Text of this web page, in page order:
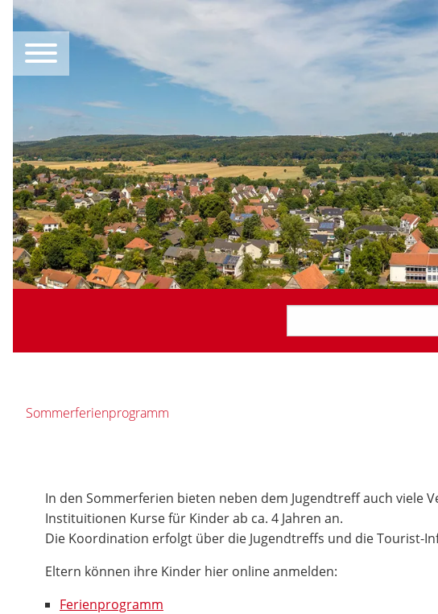
Sommerferienprogramm
In den Sommerferien bieten neben dem Jugendtreff auch viele
Instituitionen Kurse für Kinder ab ca. 4 Jahren an.
Die Koordination erfolgt über die Jugendtreffs und die Tourist-
Eltern können ihre Kinder hier online anmelden:
Ferienprogramm